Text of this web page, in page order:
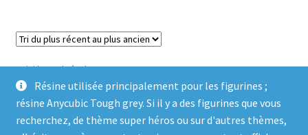
Résine utilisée principalement pour les figurines ;
résine Anycubic Tough grey. Si il y a des figurines que vous
recherchez, de thème super héros ou sur d'autres thèmes,
Voici le seul résultat